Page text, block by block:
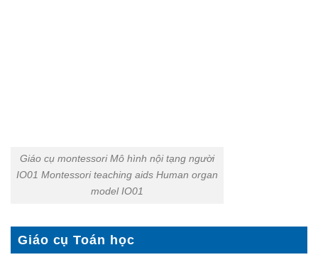
Giáo cụ montessori Mô hình nội tạng người
IO01 Montessori teaching aids Human organ
model IO01
Giáo cụ Toán học